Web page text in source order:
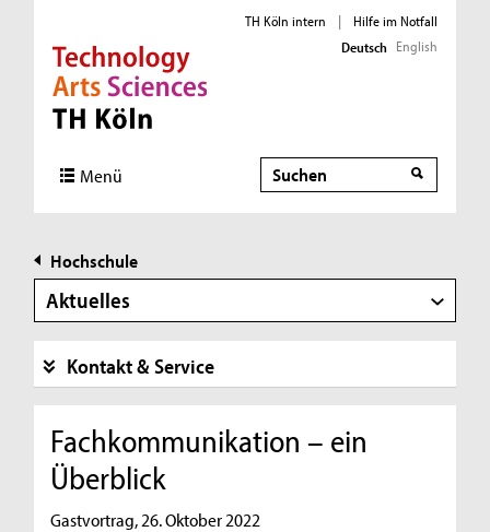
Direkt zur Hauptnavigation
Direkt zur Subnavigation
Direkt zum Inhalt
Direkt zum Fußbereich
TH Köln intern |
Hilfe im Notfall
Deutsch English
Menü Suche
Hochschule
Aktuelles
Kontakt & Service
Fachkommunikation – ein
Überblick
Gastvortrag, 26. Oktober 2022